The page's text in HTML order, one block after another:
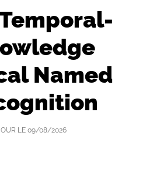
Named
LE 09/08/2026